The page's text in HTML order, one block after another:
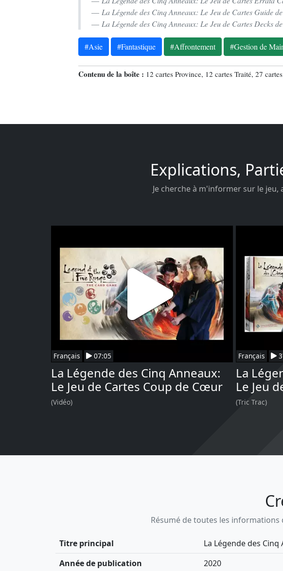
La Légende des Cinq Anneaux: Le Jeu de Cartes Guide
La Légende des Cinq Anneaux: Le Jeu de Cartes Decks
#Asie #Fantastique #Affrontement #Gestion de
Contenu de la boîte : 12 cartes Province, 12 cartes Traité, 27
Explications,
Je cherche à m'informer sur le
Français 07:05
La Légende des Cinq Anneaux:
Le Jeu de Cartes Coup de Cœur
(Vidéo)
Français
La
Le Jeu
(Tric Trac)
Résumé de toutes les informations
Titre principal
La Légende des Cinq
Année de publication
2020